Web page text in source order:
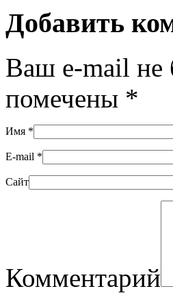
Добавить
Ваш e-mail не
помечены *
Имя *
E-mail *
Сайт
Комментарий